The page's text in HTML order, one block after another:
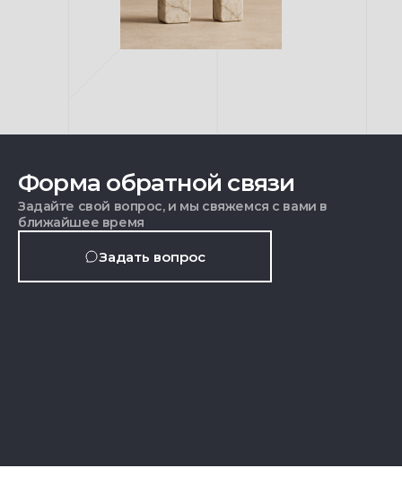
Форма обратной связи
Задайте свой вопрос, и мы свяжемся с вами в
ближайшее время
Задать вопрос